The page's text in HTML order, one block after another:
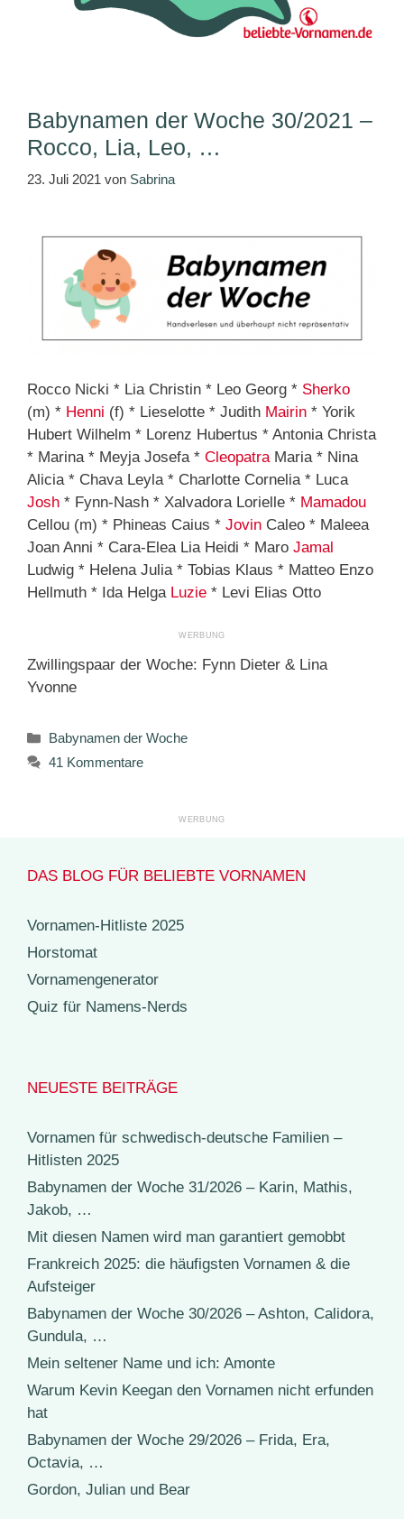
Babynamen der Woche 30/2021 –
Rocco, Lia, Leo, …
23. Juli 2021 von Sabrina
Rocco Nicki * Lia Christin * Leo Georg * Sherko
(m) * Henni (f) * Lieselotte * Judith Mairin * Yorik
Hubert Wilhelm * Lorenz Hubertus * Antonia Christa
* Marina * Meyja Josefa * Cleopatra Maria * Nina
Alicia * Chava Leyla * Charlotte Cornelia * Luca
Josh * Fynn-Nash * Xalvadora Lorielle * Mamadou
Cellou (m) * Phineas Caius * Jovin Caleo * Maleea
Joan Anni * Cara-Elea Lia Heidi * Maro Jamal
Ludwig * Helena Julia * Tobias Klaus * Matteo Enzo
Hellmuth * Ida Helga Luzie * Levi Elias Otto
Zwillingspaar der Woche: Fynn Dieter & Lina
Yvonne
Kategorien
Babynamen der Woche
41 Kommentare
DAS BLOG FÜR BELIEBTE VORNAMEN
Vornamen-Hitliste 2025
Horstomat
Vornamengenerator
Quiz für Namens-Nerds
NEUESTE BEITRÄGE
Vornamen für schwedisch-deutsche Familien –
Hitlisten 2025
Babynamen der Woche 31/2026 – Karin, Mathis,
Jakob, …
Mit diesen Namen wird man garantiert gemobbt
Frankreich 2025: die häufigsten Vornamen & die
Aufsteiger
Babynamen der Woche 30/2026 – Ashton, Calidora,
Gundula, …
Mein seltener Name und ich: Amonte
Warum Kevin Keegan den Vornamen nicht erfunden
hat
Babynamen der Woche 29/2026 – Frida, Era,
Octavia, …
Gordon, Julian und Bear